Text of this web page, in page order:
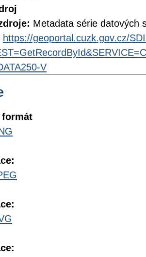
Metadata série datových
https://geoportal.cuzk.gov.cz/
V